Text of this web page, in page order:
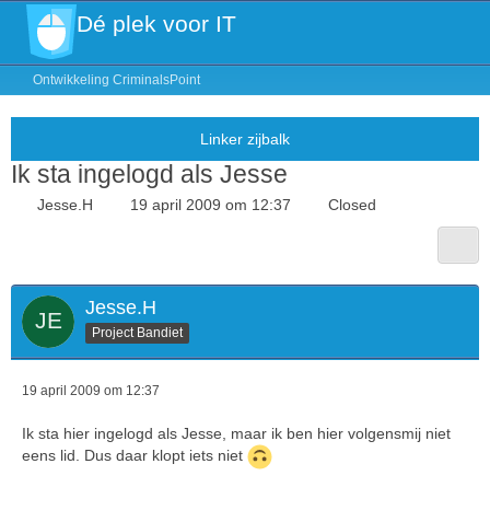
Dé plek voor IT
Ontwikkeling CriminalsPoint
Ik sta ingelogd als Jesse
Jesse.H 19 april 2009 om 12:37 Closed
Jesse.H
Project Bandiet
19 april 2009 om 12:37
Ik sta hier ingelogd als Jesse, maar ik ben hier volgensmij niet
eens lid. Dus daar klopt iets niet